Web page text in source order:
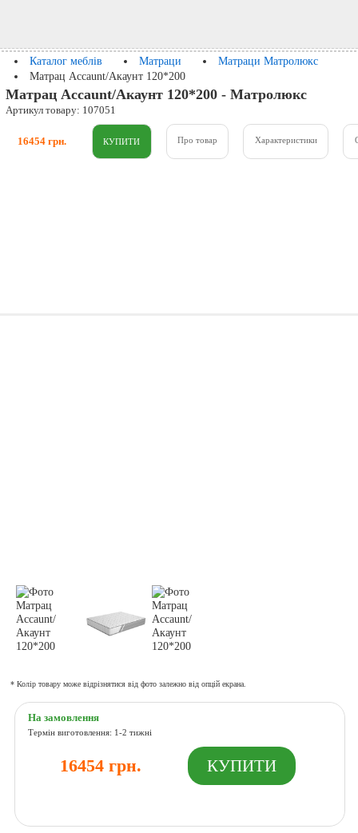
Каталог меблів Матраци
Матраци Матролюкс
Матрац Accaunt/Акаунт 120*200
Матрац Accaunt/Акаунт 120*200 - Матролюкс
Артикул товару: 107051
16454 грн. Про товар Характеристики
* Колір товару може відрізнятися від фото залежно від опцій екрана.
На замовлення
Термін виготовлення: 1-2 тижні
16454 грн.